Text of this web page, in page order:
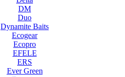
DM
Duo
Dynamite Baits
Ecogear
Ecopro
EFELE
ERS
Ever Green